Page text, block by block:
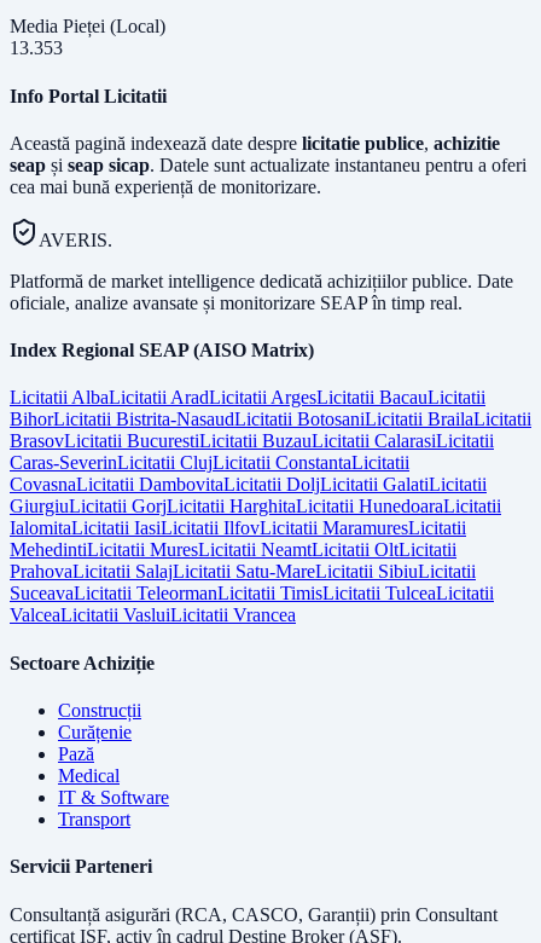
Media Pieței (Local)
13.353
Info Portal Licitatii
Această pagină indexează date despre licitatie publice, achizitie
seap și seap sicap. Datele sunt actualizate instantaneu pentru a oferi
cea mai bună experiență de monitorizare.
AVERIS.
Platformă de market intelligence dedicată achizițiilor publice. Date
oficiale, analize avansate și monitorizare SEAP în timp real.
Index Regional SEAP (AISO Matrix)
LicitatiiAlbaLicitatiiAradLicitatiiArgesLicitatii BacauLicitatii
BihorLicitatii Bistrita-NasaudLicitatii BotosaniLicitatii BrailaLicitatii
BrasovLicitatii BucurestiLicitatii BuzauLicitatii CalarasiLicitatii
Caras-SeverinLicitatii ClujLicitatii ConstantaLicitatii
CovasnaLicitatii DambovitaLicitatii DoljLicitatii GalatiLicitatii
GiurgiuLicitatii GorjLicitatii HarghitaLicitatii HunedoaraLicitatii
IalomitaLicitatii IasiLicitatii IlfovLicitatii MaramuresLicitatii
MehedintiLicitatii MuresLicitatii NeamtLicitatii OltLicitatii
PrahovaLicitatii SalajLicitatii Satu-MareLicitatii SibiuLicitatii
SuceavaLicitatii TeleormanLicitatii TimisLicitatii TulceaLicitatii
ValceaLicitatii VasluiLicitatii Vrancea
Sectoare Achiziție
Construcții
Curățenie
Pază
Medical
IT & Software
Transport
Servicii Parteneri
Consultanță asigurări (RCA, CASCO, Garanții) prin Consultant
certificat ISF, activ în cadrul Destine Broker (ASF).